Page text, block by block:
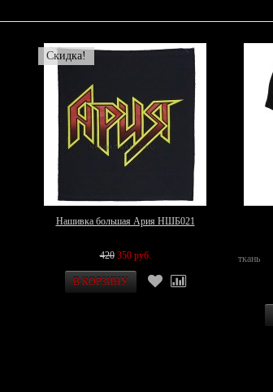
Скидка!
Нашивка большая Ария НШБ021
420 350 руб. ткань